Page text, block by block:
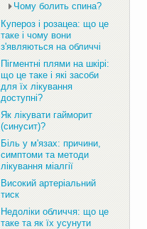
Чому болить спина?
Купероз і розацеа: що це
таке і чому вони
з'являються на обличчі
Пігментні плями на шкірі:
що це таке і які засоби
для їх лікування
доступні?
Як лікувати гайморит
(синусит)?
Біль у м'язах: причини,
симптоми та методи
лікування міалгії
Високий артеріальний
тиск
Недоліки обличчя: що це
таке та як їх усунути